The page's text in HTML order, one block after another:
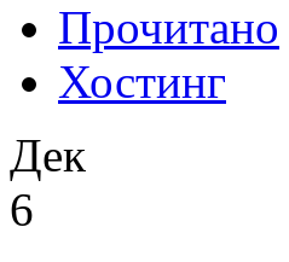
Прочитано
Хостинг
Дек
6